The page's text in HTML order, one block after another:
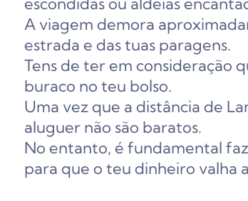
A viagem demora
estrada e das tuas paragens.
Tens de ter em consideração
buraco no teu bolso.
Uma vez que a distância de
aluguer não são baratos.
No entanto, é fundamental
para que o teu dinheiro valha